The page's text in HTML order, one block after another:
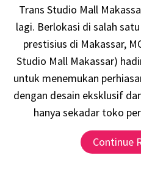
Trans Studio Mall
lagi. Berlokasi di salah
prestisius di Makassar,
Studio Mall Makassar)
untuk menemukan
dengan desain eksklusif
hanya sekadar toko
Continue